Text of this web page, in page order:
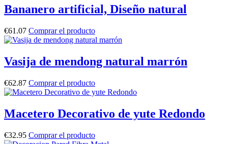
Bananero artificial, Diseño natural
€61.07 Comprar el producto
Vasija de mendong natural marrón
€62.87 Comprar el producto
Macetero Decorativo de yute Redondo
€32.95 Comprar el producto